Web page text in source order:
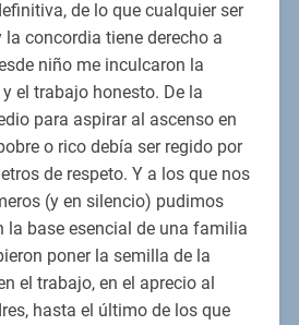
de lo que cualquier ser
concordia tiene derecho a
niño me inculcaron la
el trabajo honesto. De la
para aspirar al ascenso en
o rico debía ser regido por
de respeto. Y a los que nos
(y en silencio) pudimos
la base esencial de una familia
poner la semilla de la
el trabajo, en el aprecio al
hasta el último de los que